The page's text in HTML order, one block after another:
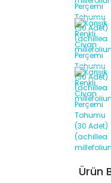
Ürün